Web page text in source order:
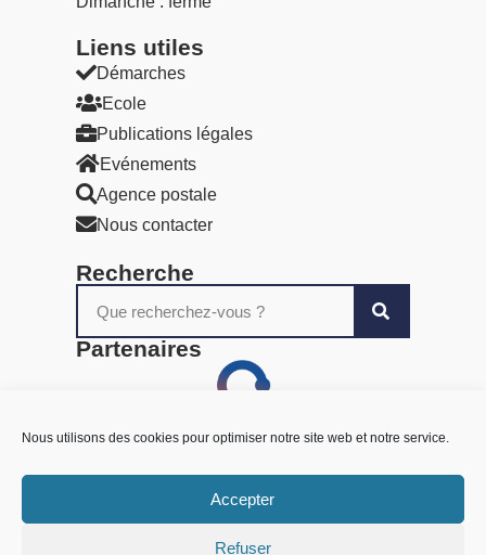
Nous utilisons des cookies pour optimiser notre site web et notre service.
Accepter
Refuser
Liens utiles​
Démarches
Ecole
Publications légales
Evénements
Agence postale
Nous contacter
Recherche
Partenaires